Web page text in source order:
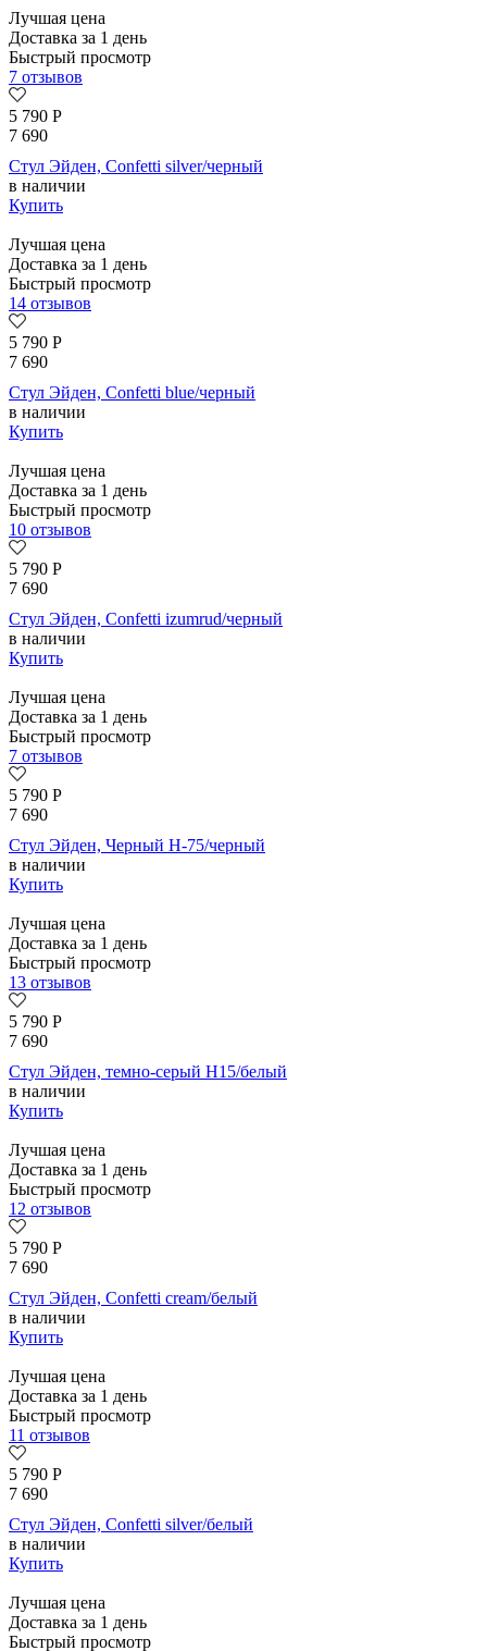
Лучшая цена
Доставка за 1 день
Быстрый просмотр
7 отзывов
5 790 Р
7 690
Стул Эйден, Confetti silver/черный
в наличии
Купить
Лучшая цена
Доставка за 1 день
Быстрый просмотр
14 отзывов
5 790 Р
7 690
Стул Эйден, Confetti blue/черный
в наличии
Купить
Лучшая цена
Доставка за 1 день
Быстрый просмотр
10 отзывов
5 790 Р
7 690
Стул Эйден, Confetti izumrud/черный
в наличии
Купить
Лучшая цена
Доставка за 1 день
Быстрый просмотр
7 отзывов
5 790 Р
7 690
Стул Эйден, Черный H-75/черный
в наличии
Купить
Лучшая цена
Доставка за 1 день
Быстрый просмотр
13 отзывов
5 790 Р
7 690
Стул Эйден, темно-серый H15/белый
в наличии
Купить
Лучшая цена
Доставка за 1 день
Быстрый просмотр
12 отзывов
5 790 Р
7 690
Стул Эйден, Confetti cream/белый
в наличии
Купить
Лучшая цена
Доставка за 1 день
Быстрый просмотр
11 отзывов
5 790 Р
7 690
Стул Эйден, Confetti silver/белый
в наличии
Купить
Лучшая цена
Доставка за 1 день
Быстрый просмотр